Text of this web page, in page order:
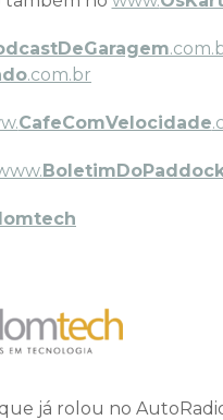
.com.br
CafeComVelocidade
já rolou no